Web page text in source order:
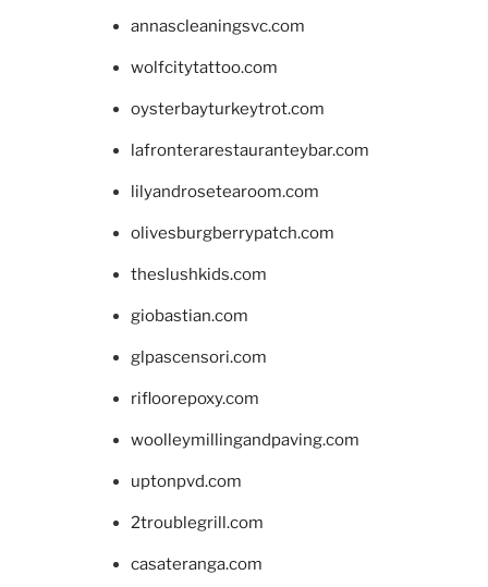
annascleaningsvc.com
wolfcitytattoo.com
oysterbayturkeytrot.com
lafronterarestauranteybar.com
lilyandrosetearoom.com
olivesburgberrypatch.com
theslushkids.com
giobastian.com
glpascensori.com
rifloorepoxy.com
woolleymillingandpaving.com
uptonpvd.com
2troublegrill.com
casateranga.com